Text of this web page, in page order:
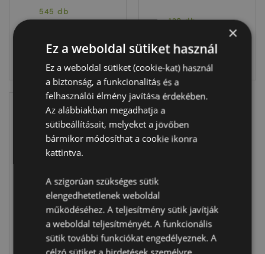
545 db
készleten
BELÉPÉS
120 db
BELÉPÉS
Pénztárca - Mr
Bean & Teddy
Maci
PUR173
×
Ez a weboldal sütiket használ
Ez a weboldal sütiket (cookie-kat) használ
a biztonság, a funkcionalitás és a
felhasználói élmény javítása érdekében.
Az alábbiakban megadhatja a
sütibeállításait, melyeket a jövőben
bármikor módosíthat a cookie ikonra
kattintva.
A szigorúan szükséges sütik
elengedhetetlenek weboldal
működéséhez. A teljesítmény sütik javítják
a weboldal teljesítményét. A funkcionális
sütik további funkciókat engedélyeznek. A